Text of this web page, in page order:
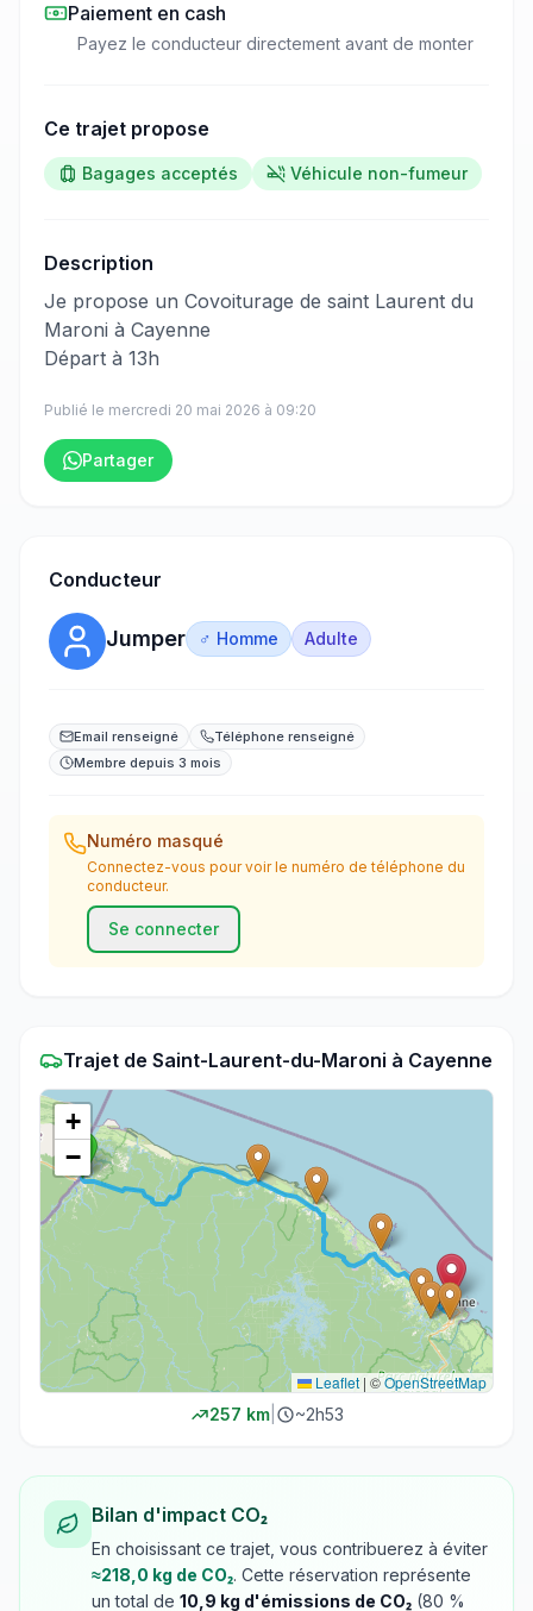
Paiement en cash
Payez le conducteur directement avant de monter
Ce trajet propose
Bagages acceptés Véhicule non-fumeur
Description
Je propose un Covoiturage de saint Laurent du
Maroni à Cayenne
Départ à 13h
Publié le mercredi 20 mai 2026 à 09:20
Partager
Conducteur
Jumper ♂ Homme Adulte
Email renseigné
Téléphone renseigné
Membre depuis 3 mois
Numéro masqué
Connectez-vous pour voir le numéro de téléphone du
conducteur.
Se connecter
Trajet de Saint-Laurent-du-Maroni à Cayenne
+
−
Leaflet | ©OpenStreetMap
257 km| ~2h53
Bilan d'impact CO₂
En choisissant ce trajet, vous contribuerez à éviter
≈218,0 kg de CO₂. Cette réservation représente
un total de 10,9 kg d'émissions de CO₂ (80 %